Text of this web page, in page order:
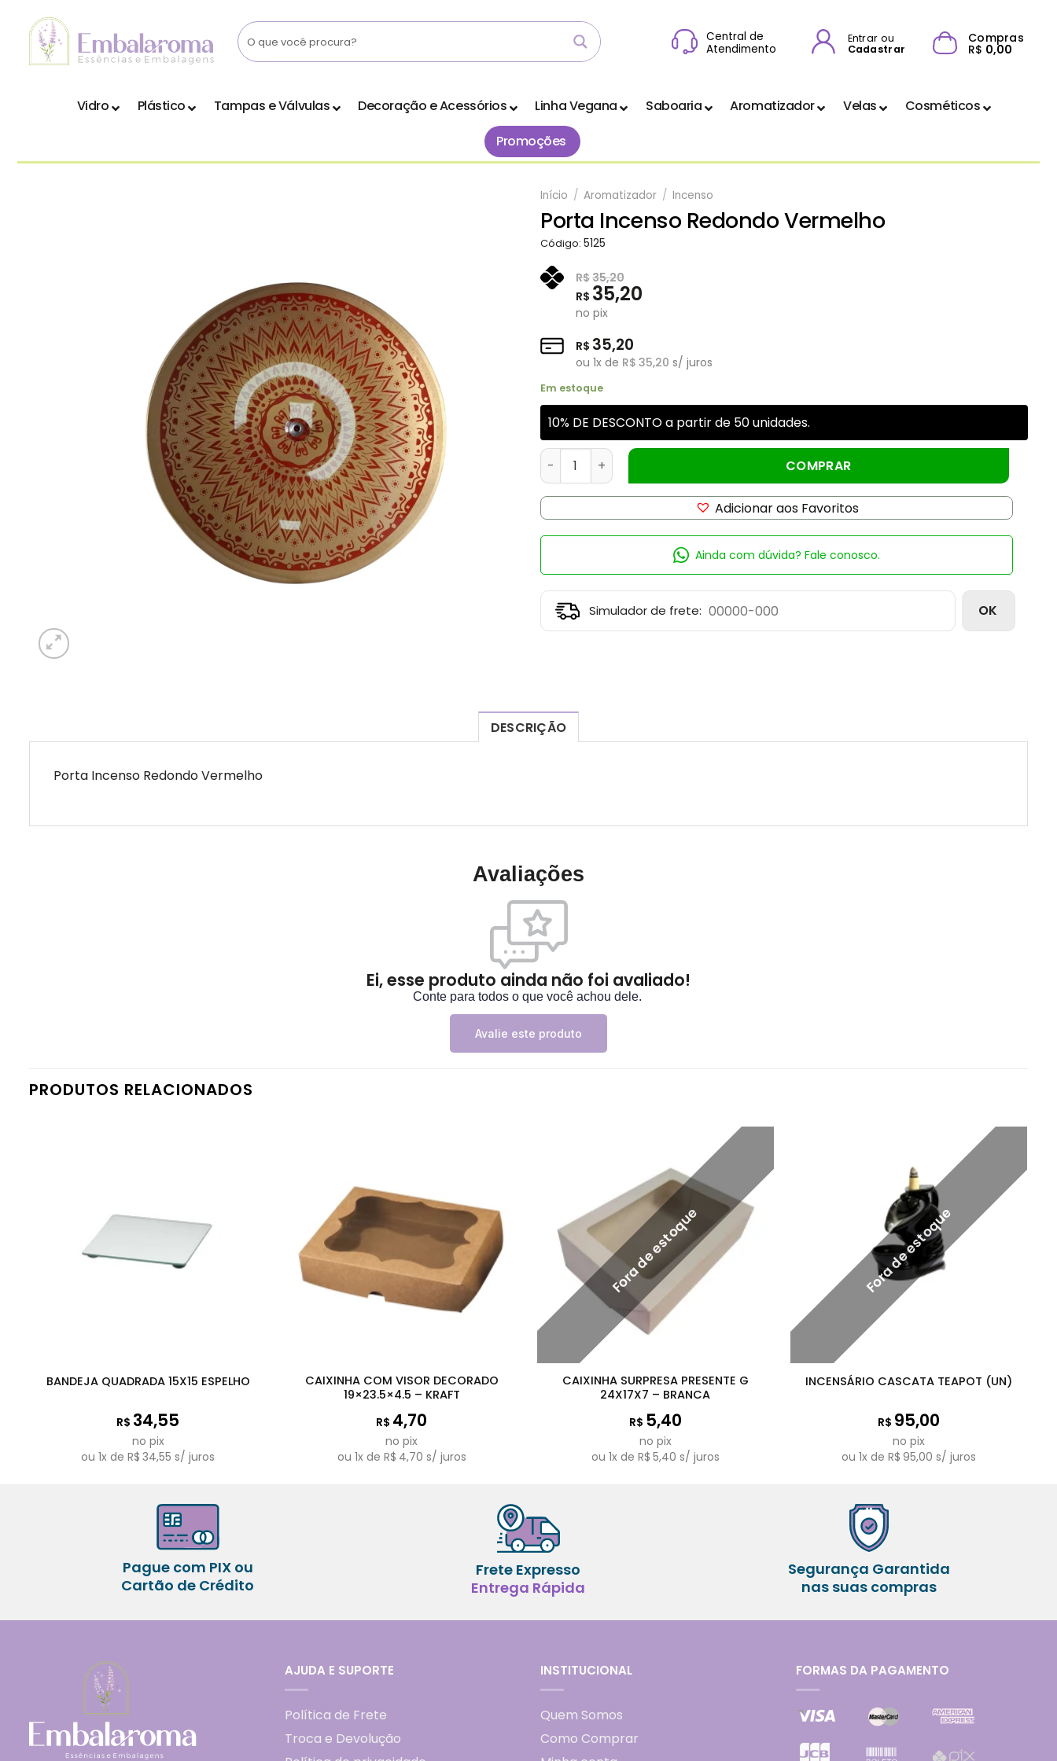
content
Central de
Atendimento
Entrar ou
Cadastrar
Compras
R$ 0,00
Vidro Plástico Tampas e Válvulas Decoração e Acessórios Linha Vegana Saboaria Aromatizador Velas
Cosméticos
Promoções
Início / Aromatizador / Incenso
Porta Incenso Redondo Vermelho
Código: 5125
R$35,20
R$ 35,20
no pix
R$ 35,20
ou 1x de R$ 35,20 s/ juros
Em estoque
10% DE DESCONTO a partir de 50 unidades.
Porta Incenso Redondo Vermelho quantidadeCOMPRAR
Adicionar aos Favoritos
Ainda com dúvida? Fale conosco.
Simulador de frete: OK
DESCRIÇÃO
Porta Incenso Redondo Vermelho
Avaliações
Ei, esse produto ainda não foi avaliado!
Conte para todos o que você achou dele.
Avalie este produto
PRODUTOS RELACIONADOS
BANDEJA QUADRADA 15X15 ESPELHO
R$ 34,55
no pix
ou1x deR$ 34,55 s/ juros
CAIXINHA COM VISOR DECORADO
19×23.5×4.5 – KRAFT
R$ 4,70
no pix
ou 1x de R$ 4,70 s/ juros
Fora de estoque
CAIXINHA SURPRESA PRESENTE G
24X17X7 – BRANCA
R$ 5,40
no pix
ou 1x de R$ 5,40 s/ juros
Fora de estoque
INCENSÁRIO CASCATA TEAPOT (UN)
R$ 95,00
no pix
ou1x deR$ 95,00 s/ juros
Pague com PIX ou
Cartão de Crédito
Frete Expresso
Entrega Rápida
Segurança Garantida
nas suas compras
AJUDA E SUPORTE
Política de Frete
Troca e Devolução
INSTITUCIONAL
Quem Somos
Como Comprar
FORMAS DA PAGAMENTO